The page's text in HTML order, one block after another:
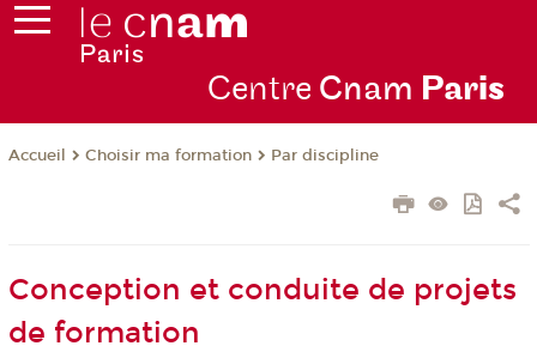
Centre Cnam Paris
Accueil Choisir ma formation Par discipline
Conception et conduite de projets
de formation